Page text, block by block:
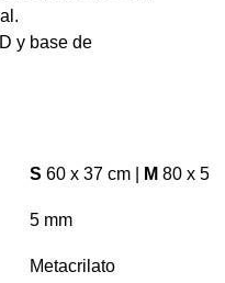
y base de
S 60 x 37 cm | M 80 x
5 mm
Metacrilato